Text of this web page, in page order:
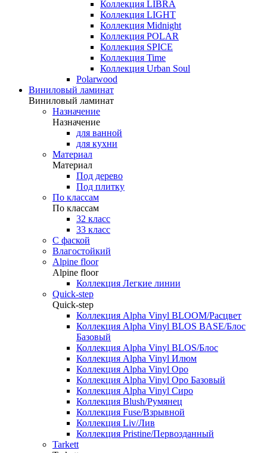
Коллекция LIBRA
Коллекция LIGHT
Коллекция Midnight
Коллекция POLAR
Коллекция SPICE
Коллекция Time
Коллекция Urban Soul
Polarwood
Виниловый ламинат
Виниловый ламинат
Назначение
Назначение
для ванной
для кухни
Материал
Материал
Под дерево
Под плитку
По классам
По классам
32 класс
33 класс
С фаской
Влагостойкий
Alpine floor
Alpine floor
Коллекция Легкие линии
Quick-step
Quick-step
Коллекция Alpha Vinyl BLOOM/Расцвет
Коллекция Alpha Vinyl BLOS BASE/Блос
Базовый
Коллекция Alpha Vinyl BLOS/Блос
Коллекция Alpha Vinyl Илюм
Коллекция Alpha Vinyl Оро
Коллекция Alpha Vinyl Оро Базовый
Коллекция Alpha Vinyl Сиро
Коллекция Blush/Румянец
Коллекция Fuse/Взрывной
Коллекция Liv/Лив
Коллекция Pristine/Первозданный
Tarkett